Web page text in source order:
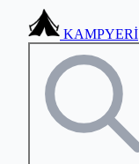
KAMPYERİ